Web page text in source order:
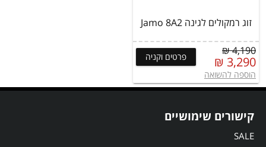
‏זוג רמקולים לגינה Jamo 8A2
4,190 ₪
3,290 ₪
פרטים וקניה
הוספה להשואה
קישורים שימושיים
SALE